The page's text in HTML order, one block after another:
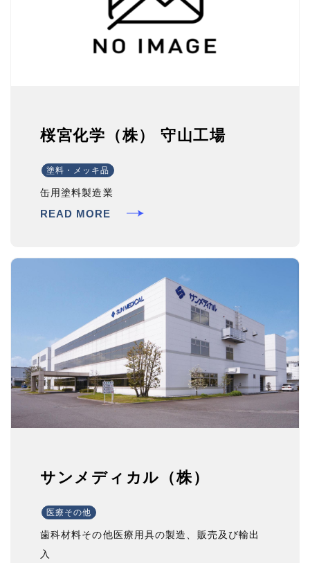
桜宮化学（株） 守山工場
塗料・メッキ品
缶用塗料製造業
READ MORE
サンメディカル（株）
医療その他
歯科材料その他医療用具の製造、販売及び輸出
入